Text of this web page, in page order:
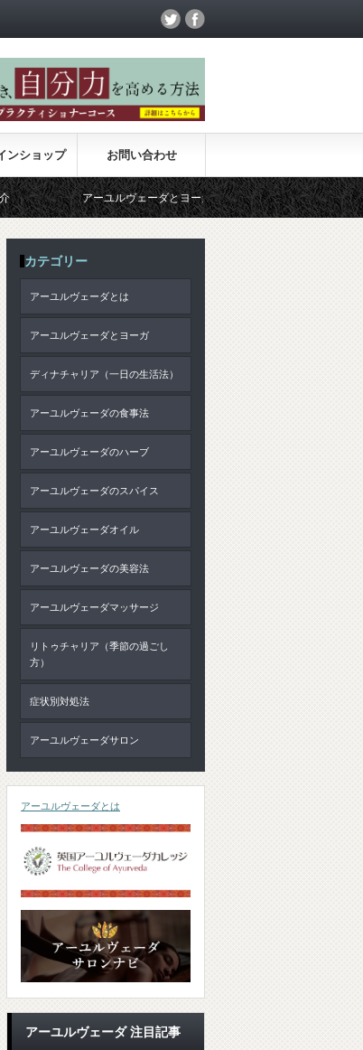
ンショップ お問い合わせ
アーユルヴェーダとヨーガ サンキャ哲学
カテゴリー
アーユルヴェーダとは
アーユルヴェーダとヨーガ
ディナチャリア（一日の生活法）
アーユルヴェーダの食事法
アーユルヴェーダのハーブ
アーユルヴェーダのスパイス
アーユルヴェーダオイル
アーユルヴェーダの美容法
アーユルヴェーダマッサージ
リトゥチャリア（季節の過ごし
方）
症状別対処法
アーユルヴェーダサロン
アーユルヴェーダとは
アーユルヴェーダ 注目記事